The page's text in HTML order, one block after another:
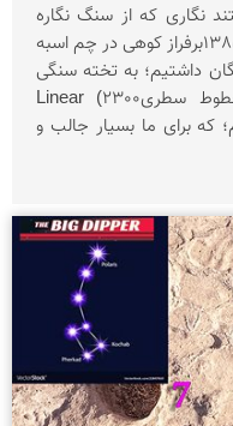
نگاری که از سنگ نگاره
های تیمره، در سال 1385برفراز کوهی در چم اسبه
داشتیم؛ به تخته سنگی
ستروگ با علایم خطوط سطریLinear (2300
که برای ما بسیار جالب و